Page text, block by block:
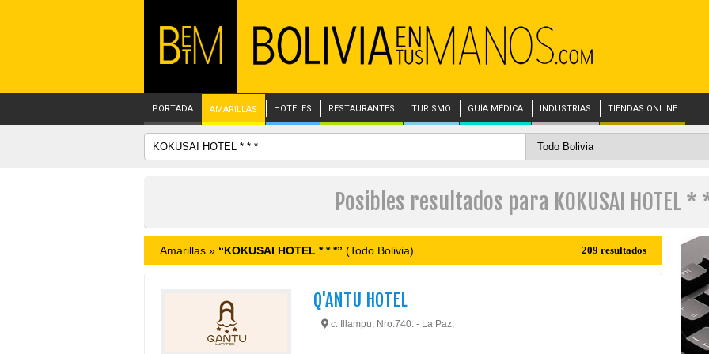
PORTADA AMARILLAS HOTELES RESTAURANTES TURISMO GUÍA MÉDICA INDUSTRIAS TIENDAS ONLINE
Posibles resultados para KOKUSAI HOTEL
Amarillas » “KOKUSAI HOTEL * * *” (Todo Bolivia) 209 resultados
Q'ANTU HOTEL
c. Illampu, Nro.740. - La Paz,